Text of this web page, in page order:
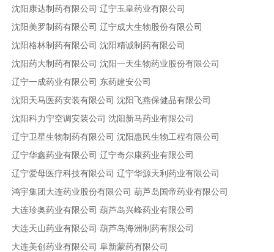
沈阳康达制药有限公司 辽宁玉皇药业有限公司
沈阳美罗制药有限公司 辽宁成大生物股份有限公司
沈阳格林制药有限公司 沈阳精诚制药有限公司
沈阳药大制药有限公司 沈阳一天生物药业股份有限公司
辽宁一成药业有限公司 东药建安公司
沈阳天马医药安装有限公司 沈阳飞燕保健品有限公司
沈阳科力宁空调安装公司 沈阳新马药业有限公司
辽宁卫星生物制药有限公司 沈阳惠民生物工程有限公司
辽宁华鑫药业有限公司 辽宁奇尔康药业有限公司
辽宁爱母医疗科技有限公司 辽宁华源天利药业有限公司
鸿宇集团大连药业股份有限公司 葫芦岛国帝药业有限公司
大连珍奥药业有限公司 葫芦岛兴峰药业有限公司
大连天山药业有限公司 葫芦岛海洲制药有限公司
大连美创药业有限公司 阜新蒙药有限公司